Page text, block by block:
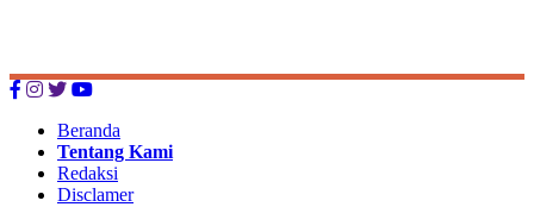
Beranda
Tentang Kami
Redaksi
Disclamer